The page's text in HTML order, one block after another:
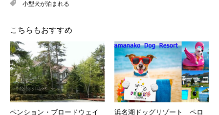
小型犬が泊まれる
こちらもおすすめ
ペンション・ブロードウェイ 浜名湖ドッグリゾート ペロ